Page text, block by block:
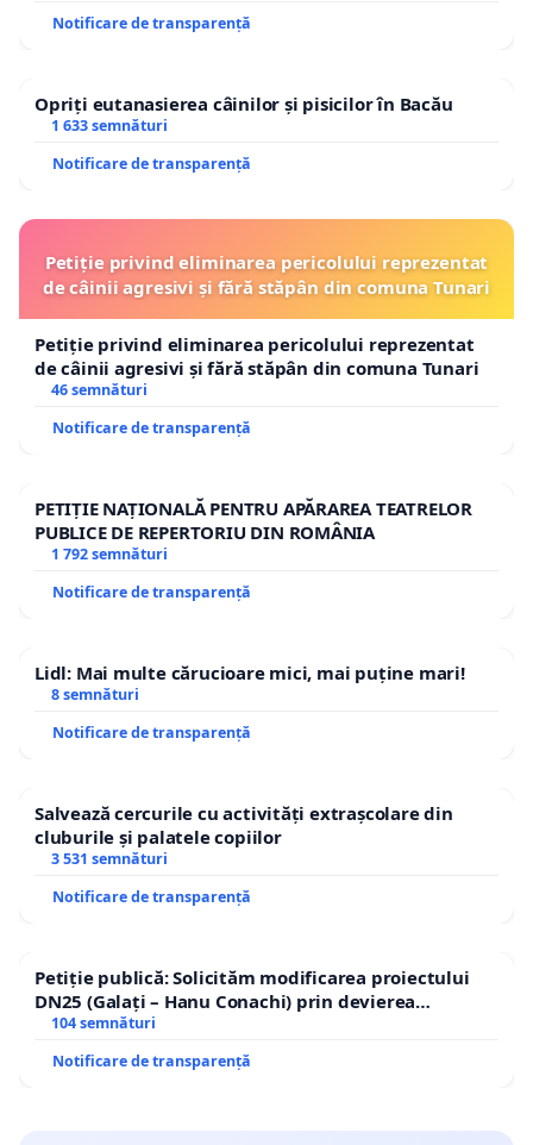
Notificare de transparență
Opriți eutanasierea câinilor și pisicilor în Bacău
1 633 semnături
Notificare de transparență
Petiție privind eliminarea pericolului reprezentat
de câinii agresivi și fără stăpân din comuna Tunari
Petiție privind eliminarea pericolului reprezentat
de câinii agresivi și fără stăpân din comuna Tunari
46 semnături
Notificare de transparență
PETIȚIE NAȚIONALĂ PENTRU APĂRAREA TEATRELOR
PUBLICE DE REPERTORIU DIN ROMÂNIA
1 792 semnături
Notificare de transparență
Lidl: Mai multe cărucioare mici, mai puține mari!
8 semnături
Notificare de transparență
Salvează cercurile cu activități extrașcolare din
cluburile și palatele copiilor
3 531 semnături
Notificare de transparență
Petiție publică: Solicităm modificarea proiectului
DN25 (Galați – Hanu Conachi) prin devierea
traseului în afara localităților!
104 semnături
Notificare de transparență